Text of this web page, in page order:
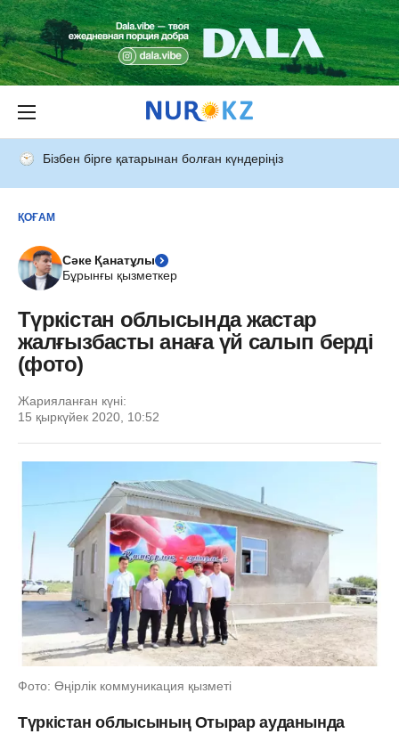
Бізбен бірге қатарынан болған күндеріңіз
ҚОҒАМ
Сәке Қанатұлы
Бұрынғы қызметкер
Түркістан облысында жастар
жалғызбасты анаға үй салып берді
(фото)
Жарияланған күні:
15 қыркүйек 2020, 10:52
Фото: Өңірлік коммуникация қызметі
Түркістан облысының Отырар ауданында